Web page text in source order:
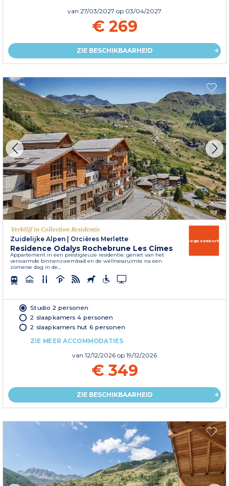
van 27/03/2027 op 03/04/2027
€ 269
ZIE BESCHIKBAARHEID
Verblijf in Collection Residentie
Zuidelijke Alpen | Orcières Merlette
Residence Odalys Rochebrune Les Cimes
Appartement in een prestigieuze residentie: geniet van het
verwarmde binnenzwembad en de wellnessruimte na een
zomerse dag in de...
Vroegboekkorting
Studio 2 personen
2 slaapkamers 4 personen
2 slaapkamers hut 6 personen
ZIE MEER ACCOMMODATIES
van 12/12/2026 op 19/12/2026
€ 349
ZIE BESCHIKBAARHEID